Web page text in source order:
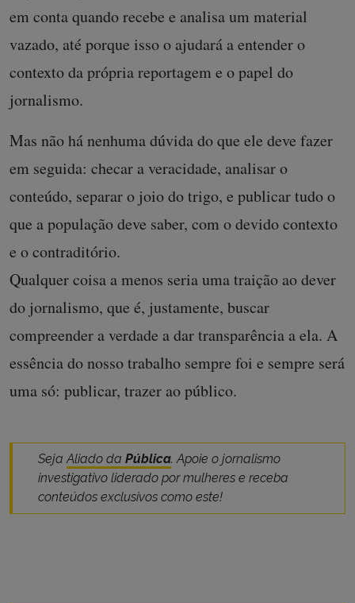
em conta quando recebe e analisa um material
vazado, até porque isso o ajudará a entender o
contexto da própria reportagem e o papel do
jornalismo.
Mas não há nenhuma dúvida do que ele deve fazer
em seguida: checar a veracidade, analisar o
conteúdo, separar o joio do trigo, e publicar tudo o
que a população deve saber, com o devido contexto
e o contraditório.
Qualquer coisa a menos seria uma traição ao dever
do jornalismo, que é, justamente, buscar
compreender a verdade a dar transparência a ela. A
essência do nosso trabalho sempre foi e sempre será
uma só: publicar, trazer ao público.
Seja Aliado da Pública. Apoie o jornalismo
investigativo liderado por mulheres e receba
conteúdos exclusivos como este!